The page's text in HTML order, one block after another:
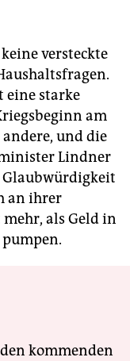
versteckte
eine starke
am
andere, und die
Lindner
Glaubwürdigkeit
an ihrer
als Geld in
kommenden